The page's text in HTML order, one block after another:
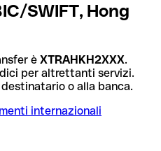
SWIFT, Hong
è XTRAHKH2XXX.
per altrettanti servizi.
o alla banca.
internazionali